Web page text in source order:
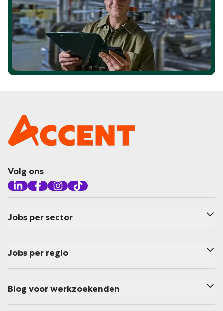
Volg ons
Jobs per sector
Jobs per regio
Blog voor werkzoekenden